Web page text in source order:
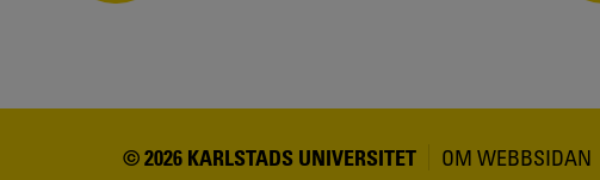
© 2026 KARLSTADS UNIVERSITET OM WEBBSIDAN